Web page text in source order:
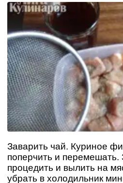
Заварить чай. Куриное
поперчить и
процедить и вылить на
убрать в холодильник